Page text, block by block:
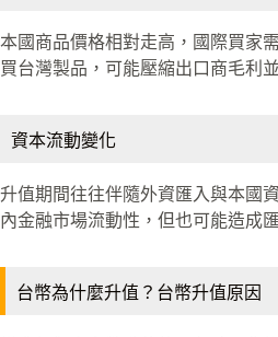
本國商品價格相對走高，國際買家
買台灣製品，可能壓縮出口商毛利
資本流動變化
升值期間往往伴隨外資匯入與本國
內金融市場流動性，但也可能造成
台幣為什麼升值？台幣升值原因